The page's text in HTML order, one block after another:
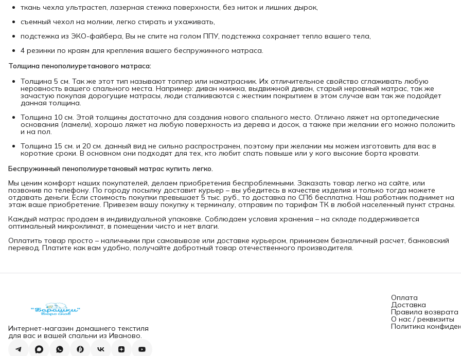
ткань чехла ультрастеп, лазерная стежка поверхности, без ниток и лишних дырок,
съемный чехол на молнии, легко стирать и ухаживать,
подстежка из ЭКО-файбера, Вы не спите на голом ППУ, подстежка сохраняет тепло вашего тела,
4 резинки по краям для крепления вашего беспружинного матраса.
Толщина пенополиуретанового матраса:
Толщина 5 см. Так же этот тип называют топпер или наматрасник. Их отличительное свойство сглаживать любую
неровность вашего спального места. Например: диван книжка, выдвижной диван, старый неровный матрас, так же
зачастую покупая дорогущие матрасы, люди сталкиваются с жестким покрытием в этом случае вам так же подойдет
данная толщина.
Толщина 10 см. Этой толщины достаточно для создания нового спального место. Отлично ляжет на ортопедические
основания (ламели), хорошо ляжет на любую поверхность из дерева и досок, а также при желании его можно положить
и на пол.
Толщина 15 см. и 20 см. данный вид не сильно распространен, поэтому при желании мы можем изготовить для вас в
короткие сроки. В основном они подходят для тех, кто любит спать повыше или у кого высокие борта кровати.
Беспружинный пенополиуретановый матрас купить легко.
Мы ценим комфорт наших покупателей, делаем приобретения беспроблемными. Заказать товар легко на сайте, или
позвонив по телефону. По городу посылку доставит курьер – вы убедитесь в качестве изделия и только тогда можете
отдавать деньги. Если стоимость покупки превышает 5 тыс. руб., то доставка по СПб бесплатна. Наш работник поднимет на
этаж ваше приобретение. Привезем вашу покупку к терминалу, отправим по тарифам ТК в любой населенный пункт страны.
Каждый матрас продаем в индивидуальной упаковке. Соблюдаем условия хранения – на складе поддерживается
оптимальный микроклимат, в помещении чисто и нет влаги.
Оплатить товар просто – наличными при самовывозе или доставке курьером, принимаем безналичный расчет, банковский
перевод. Платите как вам удобно, получайте добротный товар отечественного производителя.
Интернет-магазин домашнего текстиля
для вас и вашей спальни из Иваново.
Оплата
Доставка
Правила возврата
О нас / реквизиты
Политика